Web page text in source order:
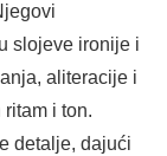
slojeve ironije i
aliteracije i
i ton.
detalje, dajući